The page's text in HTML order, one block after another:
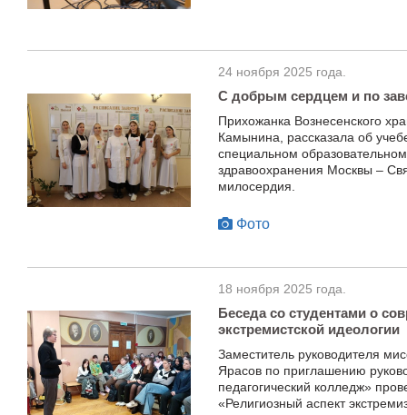
24 ноября 2025 года.
С добрым сердцем и по
Прихожанка Вознесенского
Камынина, рассказала об
специальном
здравоохранения Москвы –
милосердия.
Фото
18 ноября 2025 года.
Беседа со студентами о
экстремистской идеологии
Заместитель руководителя
Ярасов по приглашению
педагогический колледж»
«Религиозный аспект